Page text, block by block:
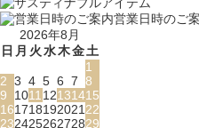
営業日時のご
2026年8月
日 月 火水木金土
1
2 3 4 5 6 7 8
9
1011 12131415
161718192021 22
23242526272829